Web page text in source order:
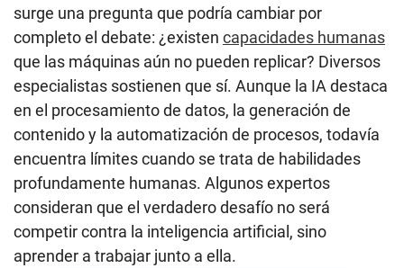
surge una pregunta que podría cambiar por
completo el debate: ¿existen capacidades humanas
que las máquinas aún no pueden replicar? Diversos
especialistas sostienen que sí. Aunque la IA destaca
en el procesamiento de datos, la generación de
contenido y la automatización de procesos, todavía
encuentra límites cuando se trata de habilidades
profundamente humanas. Algunos expertos
consideran que el verdadero desafío no será
competir contra la inteligencia artificial, sino
aprender a trabajar junto a ella.